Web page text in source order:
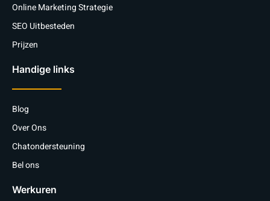
Online Marketing Strategie
SEO Uitbesteden
Prijzen
Handige links
Blog
Over Ons
Chatondersteuning
Bel ons
Werkuren